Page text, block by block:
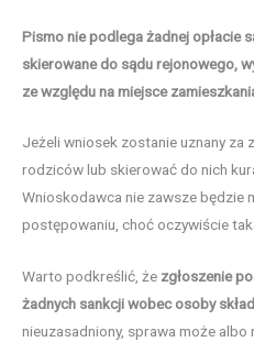
Pismo nie podlega żadnej opłacie
skierowane do sądu rejonowego,
ze względu na miejsce
Jeżeli wniosek zostanie uznany za
rodziców lub skierować do nich
Wnioskodawca nie zawsze będzie
postępowaniu, choć oczywiście
Warto podkreślić, że zgłoszenie
żadnych sankcji wobec osoby
nieuzasadniony, sprawa może